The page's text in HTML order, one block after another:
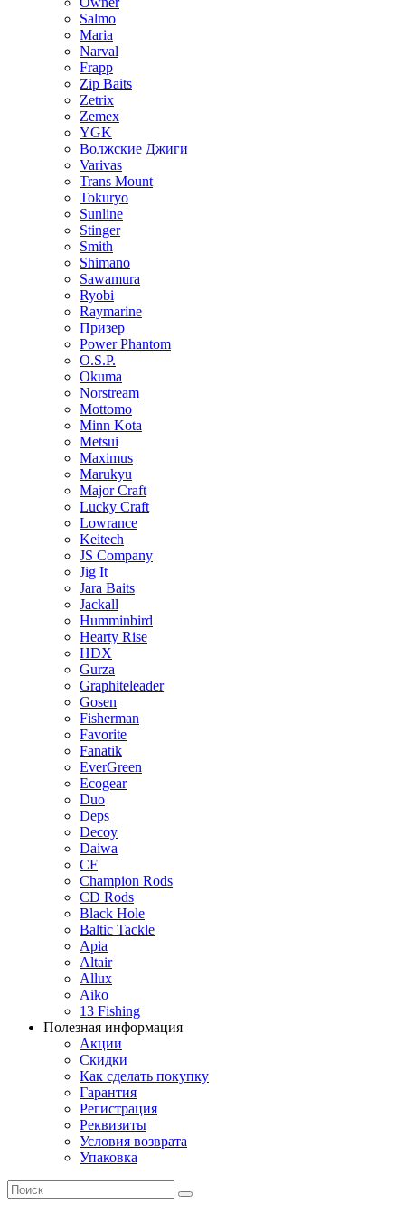
Salmo
Maria
Narval
Frapp
Zip Baits
Zetrix
Zemex
YGK
Волжские Джиги
Varivas
Trans Mount
Tokuryo
Sunline
Stinger
Smith
Shimano
Sawamura
Ryobi
Raymarine
Призер
Power Phantom
O.S.P.
Okuma
Norstream
Mottomo
Minn Kota
Metsui
Maximus
Marukyu
Major Craft
Lucky Craft
Lowrance
Keitech
JS Company
Jig It
Jara Baits
Jackall
Humminbird
Hearty Rise
HDX
Gurza
Graphiteleader
Gosen
Fisherman
Favorite
Fanatik
EverGreen
Ecogear
Duo
Deps
Decoy
Daiwa
CF
Champion Rods
CD Rods
Black Hole
Baltic Tackle
Apia
Altair
Allux
Aiko
13 Fishing
Полезная информация
Акции
Скидки
Как сделать покупку
Гарантия
Регистрация
Реквизиты
Условия возврата
Упаковка